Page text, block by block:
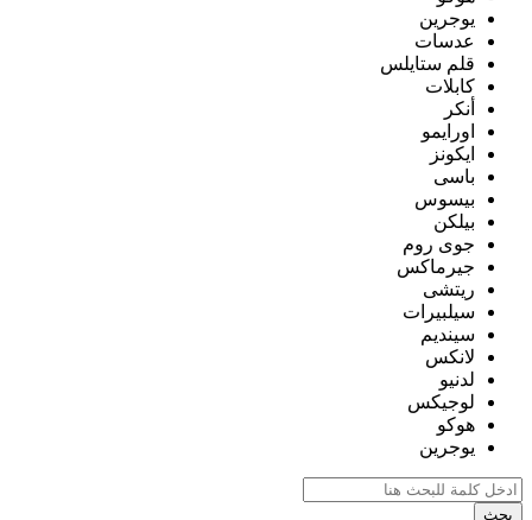
يوجرين
عدسات
قلم ستايلس
كابلات
أنكر
اورايمو
ايكونز
باسى
بيسوس
بيلكن
جوى روم
جيرماكس
ريتشى
سيلبيرات
سينديم
لانكس
لدنيو
لوجيكس
هوكو
يوجرين
بحث